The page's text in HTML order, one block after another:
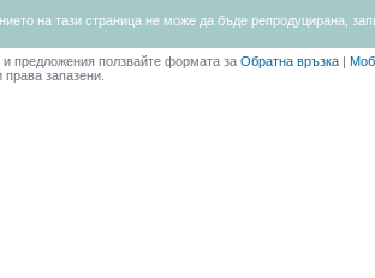
на тази страница не може да бъде репродуцирана,
предложения ползвайте формата за Обратна връзка |
права запазени.